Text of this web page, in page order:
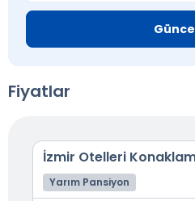
Fiyatlar
İzmir Otelleri
Yarım Pansiyon